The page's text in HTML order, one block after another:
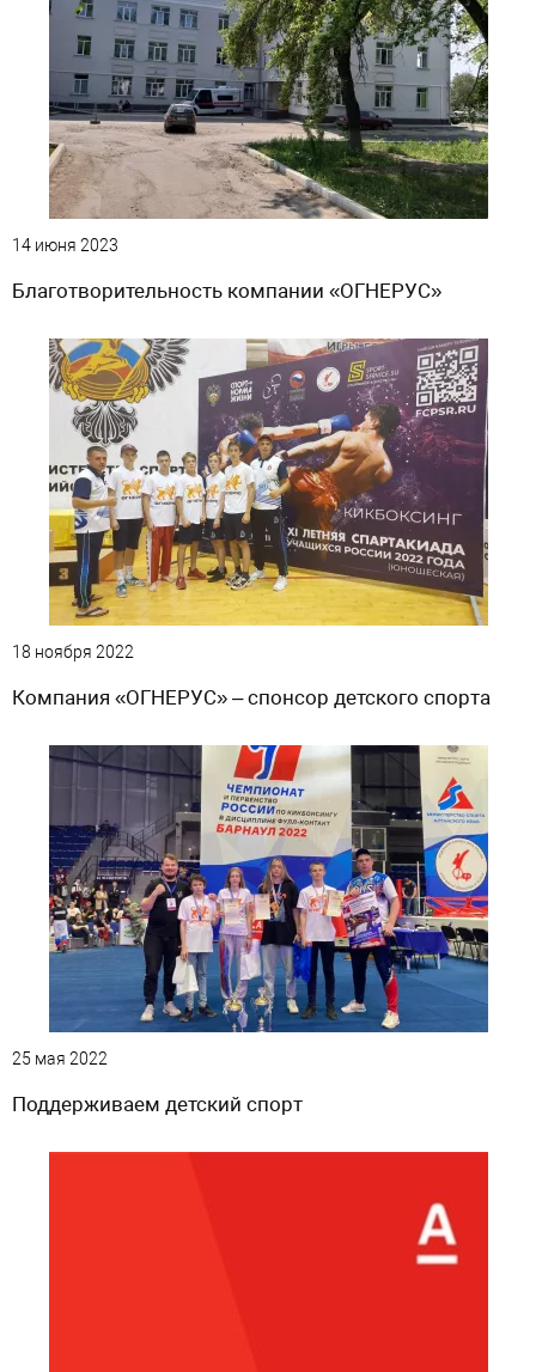
14 июня 2023
Благотворительность компании «ОГНЕРУС»
18 ноября 2022
Компания «ОГНЕРУС» – спонсор детского спорта
25 мая 2022
Поддерживаем детский спорт